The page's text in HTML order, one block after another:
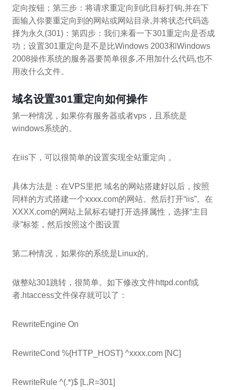
定向按钮；第三步：将请求重定向到此目标打钩,并在下
面输入你要重定向到的网站或网站目录,并将状态代码选
择为永久(301)：第四步：我们来看一下301重定向是否成
功；设置301重定向是不是比Windows 2003和Windows
2008操作系统的服务器要简单很多,不用加什么代码,也不
用改什么文件。
域名设置301重定向如何操作
第一种情况，如果你有服务器或者vps，且系统是
windows系统的。
在iis下，可以很简单的设置实现全站重定向 。
具体方法是：在VPS里把 域名的网站搭建好以后，按照
同样的方式搭建一个xxxx.com的网站。然后打开“iis”。在
XXXX.com的网站上鼠标右键打开选择属性，选择“主目
录”标签，然后按照这个图设置
第二种情况，如果你的系统是Linux的。
做整站301跳转，很简单。如下修改文件httpd.conf或
者.htaccess文件保存就可以了：
RewriteEngine On
RewriteCond %{HTTP_HOST} ^xxxx.com [NC]
RewriteRule ^(.*)$ [L,R=301]